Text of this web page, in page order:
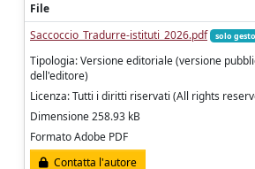
File
Saccoccio_Tradurre-istituti_2026.pdf
solo
Tipologia: Versione editoriale (versione
dell'editore)
Licenza: Tutti i diritti riservati (All rights
Dimensione 258.93 kB
Formato Adobe PDF
Contatta l'autore